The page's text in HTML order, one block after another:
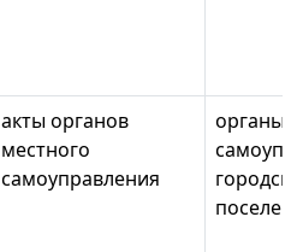
акты органов
местного
самоуправления
органы